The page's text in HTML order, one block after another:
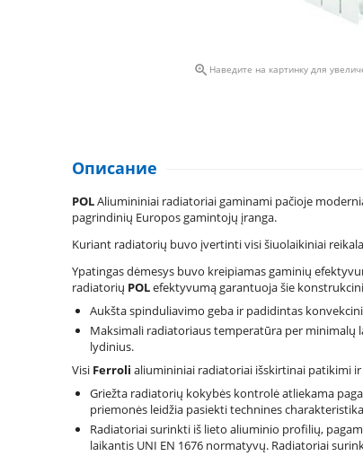
 Наведите на картинку для
Описание
POLAliumininiai radiatoriai gaminami pačioje
pagrindinių Europos gamintojų įranga.
Kuriant radiatorių buvo įvertinti visi šiuolaikiniai
Ypatingas dėmesys buvo kreipiamas gaminių
radiatorių POLefektyvumą garantuoja šie
Aukšta spinduliavimo geba ir padidintas
Maksimali radiatoriaus temperatūra per minimalų
lydinius.
Visi Ferroli aliumininiai radiatoriai išskirtinai patikimi ir
Griežta radiatorių kokybės kontrolė atliekama
priemonės leidžia pasiekti technines
Radiatoriai surinkti iš lieto aliuminio profilių,
laikantis UNI EN 1676 normatyvų. Radiatoriai